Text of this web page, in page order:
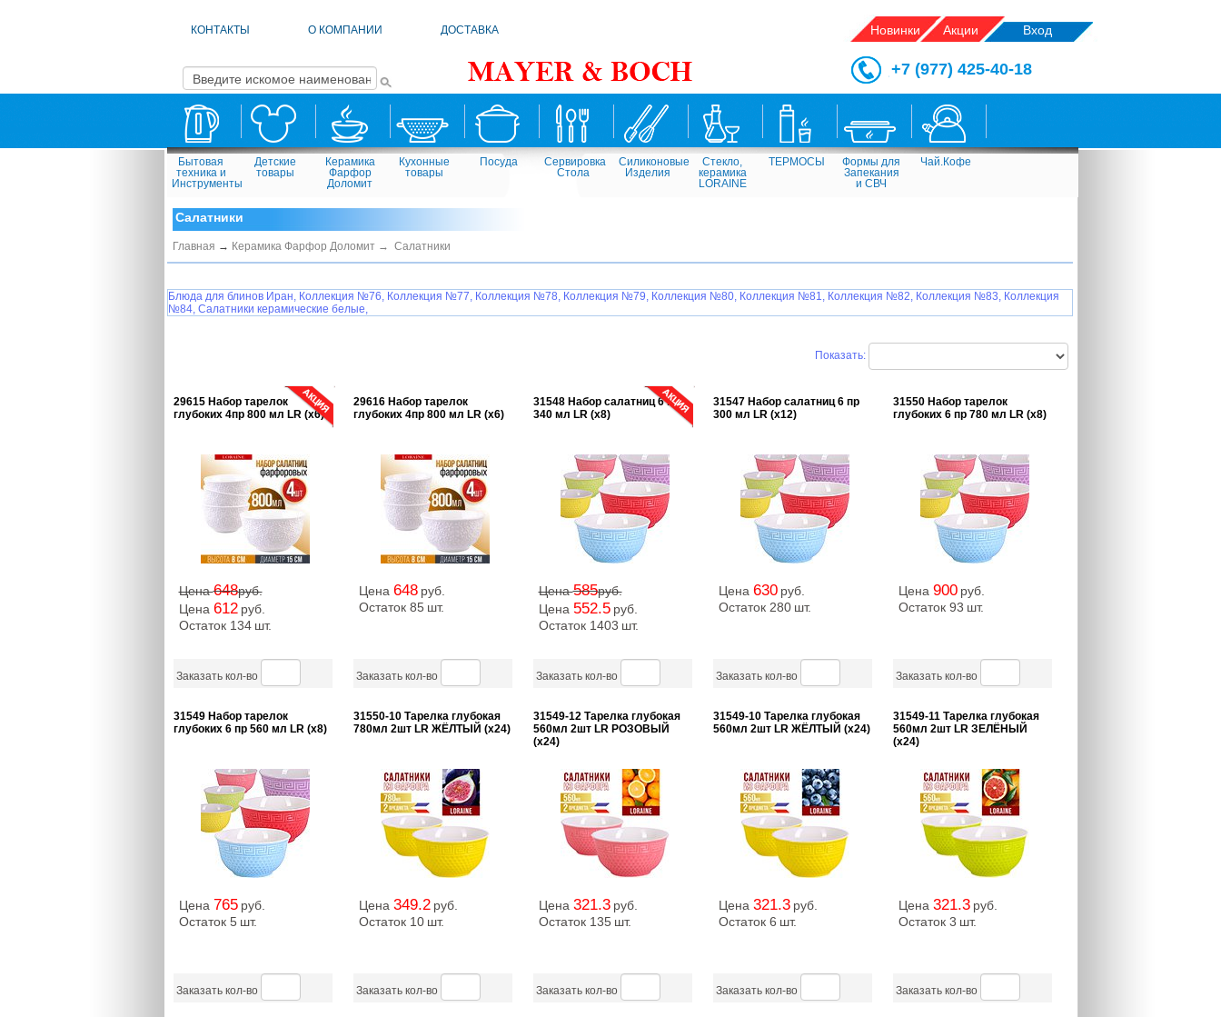
КОНТАКТЫ О КОМПАНИИ ДОСТАВКА Новинки Акции Вход
Бытовая
техника и
Инструменты
Детские
товары
Керамика
Фарфор
Доломит
Кухонные
товары
Посуда
Сервировка
Стола
Силиконовые
Изделия
Стекло,
керамика
LORAINE
ТЕРМОСЫ
Формы для
Запекания
и СВЧ
Чай.Кофе
+7 (977) 425-40-18
Салатники
Главная → Керамика Фарфор Доломит → Салатники
Блюда для блинов Иран, Коллекция №76, Коллекция №77, Коллекция №78, Коллекция №79, Коллекция №80, Коллекция №81, Коллекция №82, Коллекция №83, Коллекция
№84, Салатники керамические белые,
Показать:
29615 Набор тарелок
глубоких 4пр 800 мл LR (х6)
Цена648руб.
Цена 612 руб.
Остаток 134 шт.
Заказать кол-во
29616 Набор тарелок
глубоких 4пр 800 мл LR (х6)
Цена 648 руб.
Остаток 85 шт.
Заказать кол-во
31548 Набор салатниц 6 пр
340 мл LR (х8)
Цена585руб.
Цена 552.5 руб.
Остаток 1403 шт.
Заказать кол-во
31547 Набор салатниц 6 пр
300 мл LR (х12)
Цена 630 руб.
Остаток 280 шт.
Заказать кол-во
31550 Набор тарелок
глубоких 6 пр 780 мл LR (х8)
Цена 900 руб.
Остаток 93 шт.
Заказать кол-во
31549 Набор тарелок
глубоких 6 пр 560 мл LR (х8)
Цена 765 руб.
Остаток 5 шт.
Заказать кол-во
31550-10 Тарелка глубокая
780мл 2шт LR ЖЁЛТЫЙ (х24)
Цена 349.2 руб.
Остаток 10 шт.
Заказать кол-во
31549-12 Тарелка глубокая
560мл 2шт LR РОЗОВЫЙ
(х24)
Цена 321.3 руб.
Остаток 135 шт.
Заказать кол-во
31549-10 Тарелка глубокая
560мл 2шт LR ЖЁЛТЫЙ (х24)
Цена 321.3 руб.
Остаток 6 шт.
Заказать кол-во
31549-11 Тарелка глубокая
560мл 2шт LR ЗЕЛЁНЫЙ
(х24)
Цена 321.3 руб.
Остаток 3 шт.
Заказать кол-во